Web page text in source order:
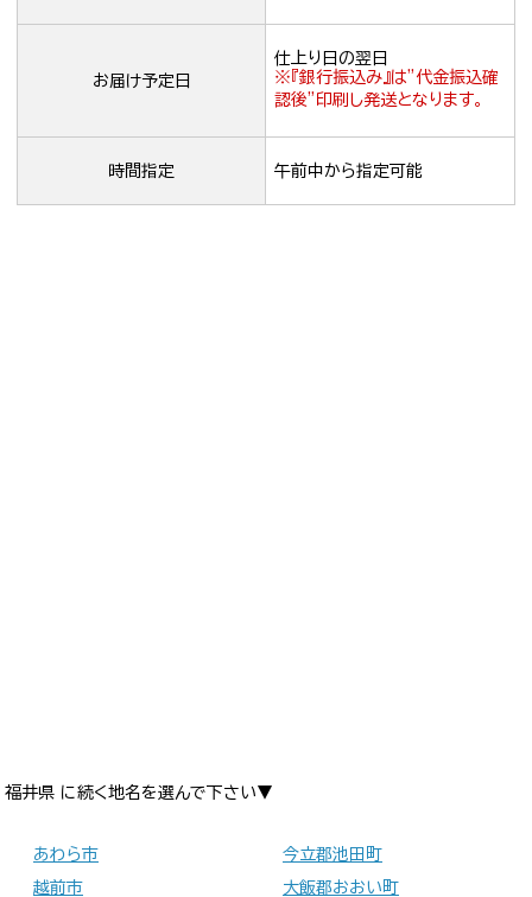
お届け予定日
仕上り日の翌日
※『銀行振込み』は”代金振込確
認後”印刷し発送となります。
時間指定 午前中から指定可能
福井県 に続く地名を選んで下さい▼
あわら市
今立郡池田町
越前市
大飯郡おおい町